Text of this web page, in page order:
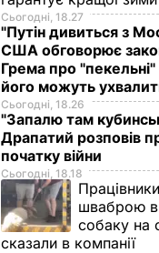
Сьогодні, 18.27
"Путін дивиться з
США обговорює
Грема про "пекельні"
його можуть
Сьогодні, 18.26
"Запалю там
Драпатий розповів
початку війни
Сьогодні, 18.18
шваброю
собаку на
сказали в компанії